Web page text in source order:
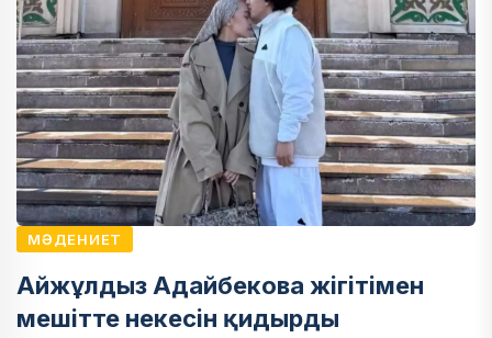
МӘДЕНИЕТ
Айжұлдыз Адайбекова жігітімен
мешітте некесін қидырды